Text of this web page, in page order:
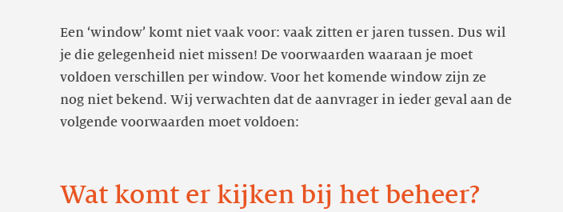
Een ‘window’ komt niet vaak voor: vaak zitten er jaren tussen. Dus wil
je die gelegenheid niet missen! De voorwaarden waaraan je moet
voldoen verschillen per window. Voor het komende window zijn ze
nog niet bekend. Wij verwachten dat de aanvrager in ieder geval aan de
volgende voorwaarden moet voldoen:
Wat komt er kijken bij het beheer?